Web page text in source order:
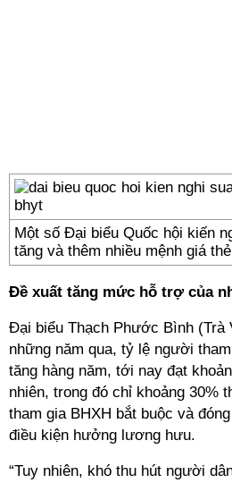
Một số Đại biểu Quốc hội kiến
tăng và thêm nhiều mệnh giá
Đề xuất tăng mức hỗ trợ của
Đại biểu Thạch Phước Bình (Trà
những năm qua, tỷ lệ người
tăng hàng năm, tới nay đạt
nhiên, trong đó chỉ khoảng 30%
tham gia BHXH bắt buộc và
điều kiện hưởng lương hưu.
“Tuy nhiên, khó thu hút người